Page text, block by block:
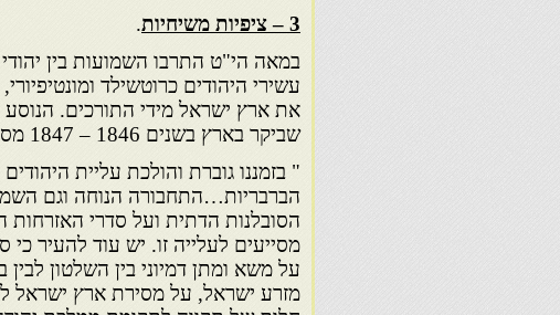
3 – ציפיות משיחיות
.
במאה הי"ט התרבו השמועות בין
עשירי היהודים כרוטשילד
את ארץ ישראל מידי התורכים. הנוסע
שביקר בארץ בשנים 1846 – 1847 מספר כי :
" בזמננו גוברת והולכת עליית
הברבריות…התחבורה הנוחה וגם
הסובלנות הדתית ועל סדרי האזרחות
מסייעים לעלייה זו. יש עוד להעיר כי
על משא ומתן דמיוני בין השלטון לבין
מזרע ישראל, על מסירת ארץ ישראל